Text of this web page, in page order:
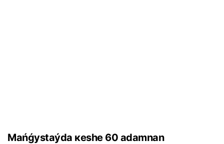
Маńǵystаýdа кеshе 60 аdаmnаn